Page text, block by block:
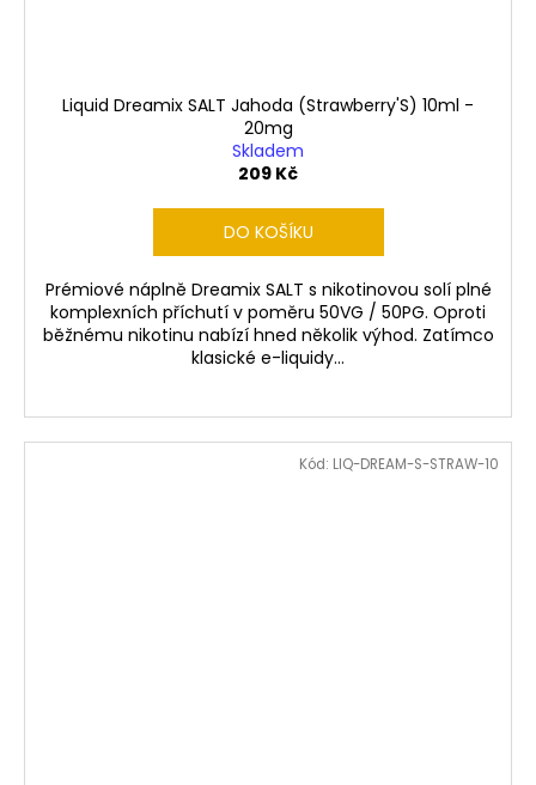
Liquid Dreamix SALT Jahoda (Strawberry'S) 10ml -
20mg
Skladem
209 Kč
DO KOŠÍKU
Prémiové náplně Dreamix SALT s nikotinovou solí plné
komplexních příchutí v poměru 50VG / 50PG. Oproti
běžnému nikotinu nabízí hned několik výhod. Zatímco
klasické e-liquidy...
Kód: LIQ-DREAM-S-STRAW-10